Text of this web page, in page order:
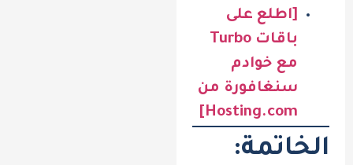
[اطلع على
باقات Turbo
مع خوادم
سنغافورة من
Hosting.com]
الخاتمة: